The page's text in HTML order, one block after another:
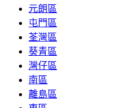
元朗區
屯門區
荃灣區
葵青區
灣仔區
南區
離島區